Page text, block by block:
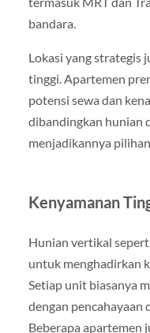
bandara.
Lokasi yang strategis
tinggi. Apartemen
potensi sewa dan
dibandingkan hunian
menjadikannya
Kenyamanan
Hunian vertikal
untuk menghadirkan
Setiap unit biasanya
dengan pencahayaan
Beberapa apartemen